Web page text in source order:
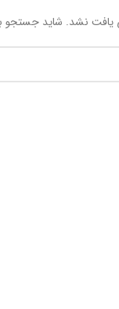
یافت نشد. شاید